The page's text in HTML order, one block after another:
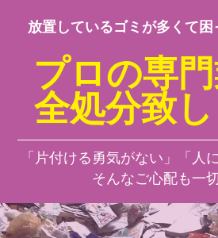
放置しているゴミが多くて困
プロの専
全処分致し
「片付ける勇気がない」「人
そんなご心配も一